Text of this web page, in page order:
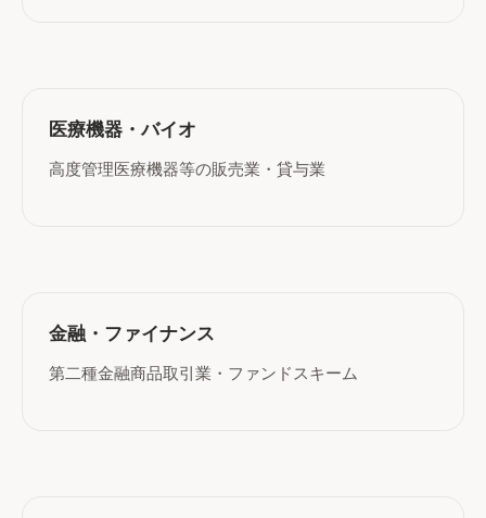
医療機器・バイオ
高度管理医療機器等の販売業・貸与業
金融・ファイナンス
第二種金融商品取引業・ファンドスキーム